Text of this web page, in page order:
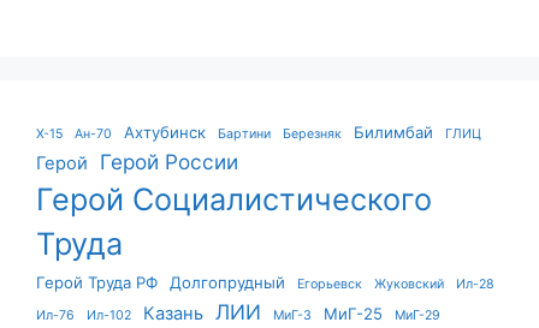
X-15 Ан-70 Ахтубинск Бартини Березняк Билимбай ГЛИЦ
Герой Герой России
Герой Социалистического
Труда
Герой Труда РФ Долгопрудный Егорьевск Жуковский
Ил-28
Ил-76
Ил-102 Казань ЛИИ МиГ-3 МиГ-25 МиГ-29